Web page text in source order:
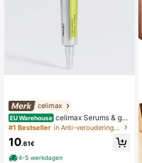
celimax
EU Warehouse celimax Serums & gez
ichtsbehandelingen
#1 Bestseller in Anti-veroudering Serums & Gezichtsbehandelingen
10.61€
4-5 werkdagen